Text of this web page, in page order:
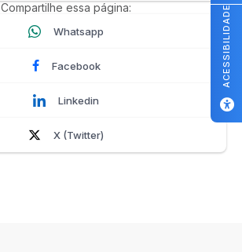
Compartilhe essa página:
Whatsapp
Facebook
Linkedin
X (Twitter)
ACESSIBILIDADE